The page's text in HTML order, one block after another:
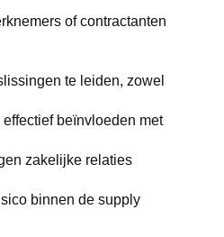
of contractanten
te leiden, zowel
beïnvloeden met
zakelijke relaties
binnen de supply